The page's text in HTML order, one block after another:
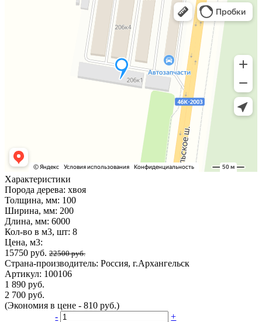
Характеристики
Порода дерева: хвоя
Толщина, мм: 100
Ширина, мм: 200
Длина, мм: 6000
Кол-во в м3, шт: 8
Цена, м3:
15750 руб. 22500 руб.
Страна-производитель: Россия, г.Архангельск
Артикул: 100106
1 890 руб.
2 700 руб.
(Экономия в цене - 810 руб.)
-
+